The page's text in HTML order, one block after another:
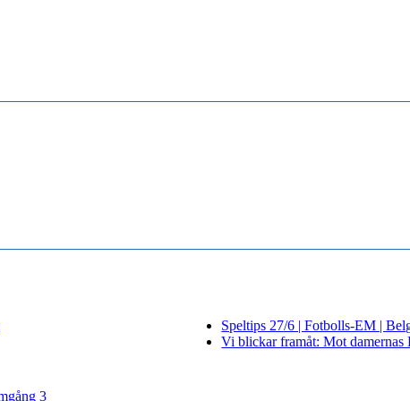
Speltips 27/6 | Fotbolls-EM |
Vi blickar framåt: Mot damernas